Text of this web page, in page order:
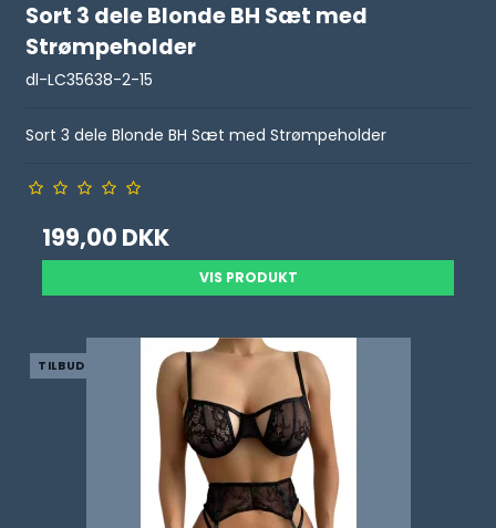
Sort 3 dele Blonde BH Sæt med
Strømpeholder
dl-LC35638-2-15
Sort 3 dele Blonde BH Sæt med Strømpeholder
199,00 DKK
VIS PRODUKT
TILBUD